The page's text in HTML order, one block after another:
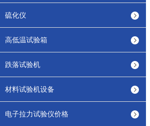
硫化仪
高低温试验箱
跌落试验机
材料试验机设备
电子拉力试验仪价格